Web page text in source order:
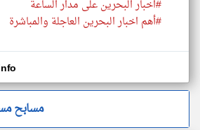
#اخبار البحرين على مدار الساعة
#أهم اخبار البحرين العاجلة والمباشرة
مسابح